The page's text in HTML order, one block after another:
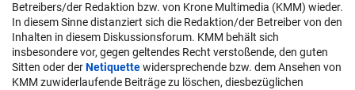
Betreibers/der Redaktion bzw. von Krone Multimedia (KMM) wieder.
In diesem Sinne distanziert sich die Redaktion/der Betreiber von den
Inhalten in diesem Diskussionsforum. KMM behält sich
insbesondere vor, gegen geltendes Recht verstoßende, den guten
Sitten oder derNetiquettewidersprechende bzw. dem Ansehen von
KMM zuwiderlaufende Beiträge zu löschen, diesbezüglichen